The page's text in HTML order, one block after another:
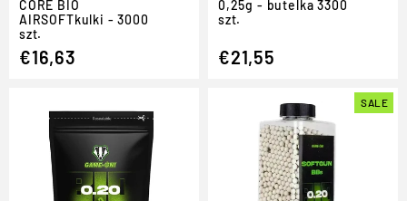
CORE BIO
AIRSOFTkulki - 3000
szt.
€16,63
0,25g - butelka 3300
szt.
€21,55
SALE